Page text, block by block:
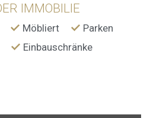
IMMOBILIE
Möbliert
Parken
Einbauschränke